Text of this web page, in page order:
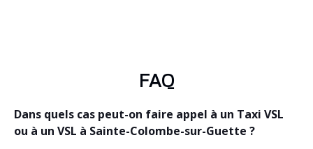
FAQ
Dans quels cas peut-on faire appel à un Taxi VSL
ou à un VSL à Sainte-Colombe-sur-Guette ?